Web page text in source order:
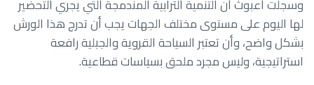
وسجلت أعبوث أن التنمية الترابية المندمجة التي يجري التحضير
لها اليوم على مستوى مختلف الجهات يجب أن تدرج هذا الورش
بشكل واضح، وأن تعتبر السياحة القروية والجبلية رافعة
استراتيجية، وليس مجرد ملحق بسياسات قطاعية.